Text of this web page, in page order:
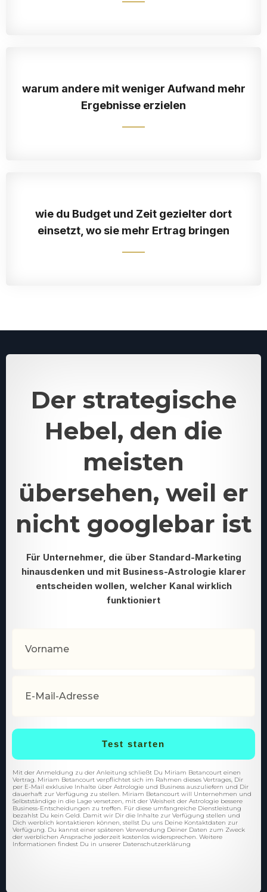
warum andere mit weniger Aufwand mehr
Ergebnisse erzielen
wie du Budget und Zeit gezielter dort
einsetzt, wo sie mehr Ertrag bringen
Der strategische
Hebel, den die
meisten
übersehen, weil er
nicht googlebar ist
Für Unternehmer, die über Standard-Marketing
hinausdenken und mit Business-Astrologie klarer
entscheiden wollen, welcher Kanal wirklich
funktioniert
Test starten
Mit der Anmeldung zu der Anleitung schließt Du Miriam Betancourt einen
Vertrag. Miriam Betancourt verpflichtet sich im Rahmen dieses Vertrages, Dir
per E-Mail exklusive Inhalte über Astrologie und Business auszuliefern und Dir
dauerhaft zur Verfügung zu stellen. Miriam Betancourt will Unternehmen und
Selbstständige in die Lage versetzen, mit der Weisheit der Astrologie bessere
Business-Entscheidungen zu treffen. Für diese umfangreiche Dienstleistung
bezahlst Du kein Geld. Damit wir Dir die Inhalte zur Verfügung stellen und
Dich werblich kontaktieren können, stellst Du uns Deine Kontaktdaten zur
Verfügung. Du kannst einer späteren Verwendung Deiner Daten zum Zweck
der werblichen Ansprache jederzeit kostenlos widersprechen. Weitere
Informationen findest Du in unserer Datenschutzerklärung